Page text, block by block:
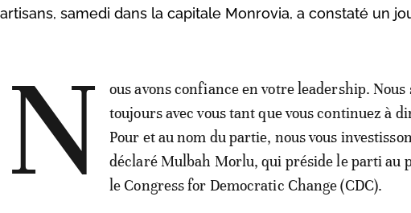
samedi dans la capitale Monrovia, a constaté un
ous avons confiance en votre leadership. Nous
toujours avec vous tant que vous continuez à
Pour et au nom du partie, nous vous
déclaré Mulbah Morlu, qui préside le parti au
le Congress for Democratic Change (CDC).